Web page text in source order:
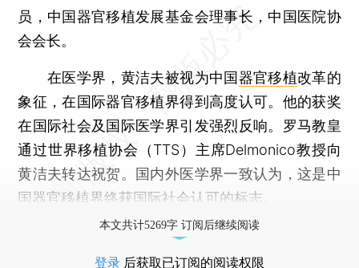
员，中国器官移植发展基金会理事长，中国医院协
会会长。
在医学界，黄洁夫被视为中国器官移植改革的
象征，在国际器官移植界得到高度认可。他的获奖
在国际社会及国际医学界引发强烈反响。罗马教皇
通过世界移植协会（TTS）主席Delmonico教授向
黄洁夫转达祝贺。国内外医学界一致认为，这是中
国器官移植界终获国际社会认可的标志。
本文共计5269字 订阅后继续阅读
登录 后获取已订阅的阅读权限